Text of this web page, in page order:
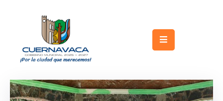
Gobierno
Turismo